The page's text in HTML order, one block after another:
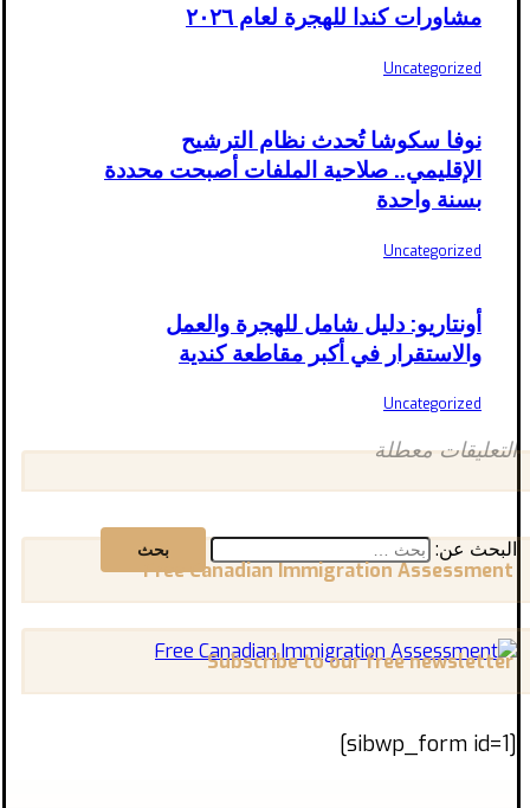
مشاورات كندا للهجرة لعام ٢٠٢٦
Uncategorized
نوفا سكوشا تُحدث نظام الترشيح
الإقليمي.. صلاحية الملفات أصبحت محددة
بسنة واحدة
Uncategorized
أونتاريو: دليل شامل للهجرة والعمل
والاستقرار في أكبر مقاطعة كندية
Uncategorized
التعليقات معطلة
البحث عن:
Free Canadian Immigration Assessment
Subscribe to our free newsletter
[sibwp_form id=1]